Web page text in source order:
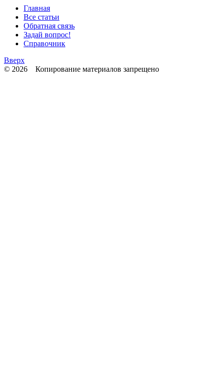
Главная
Все статьи
Обратная связь
Задай вопрос!
Справочник
Вверх
© 2026 Копирование материалов запрещено